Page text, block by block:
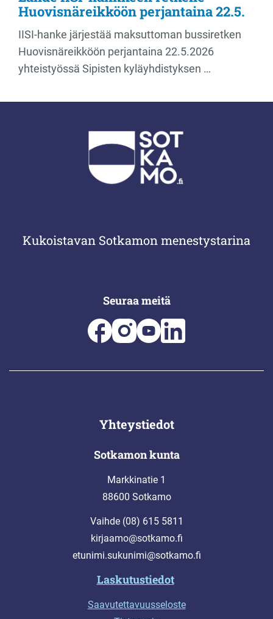
Huovisnäreikköön perjantaina 22.5.
IISI-hanke järjestää maksuttoman bussiretken
Huovisnäreikköön perjantaina 22.5.2026
yhteistyössä Sipisten kyläyhdistyksen …
Kukoistavan Sotkamon menestystarina
Seuraa meitä
Yhteystiedot
Sotkamon kunta
Markkinatie 1
88600 Sotkamo
Vaihde (08) 615 5811
kirjaamo@sotkamo.fi
etunimi.sukunimi@sotkamo.fi
Laskutustiedot
Saavutettavuusseloste